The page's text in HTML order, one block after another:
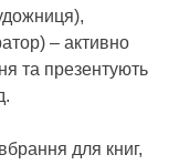
– активно
та презентують
для книг,